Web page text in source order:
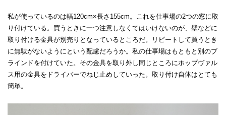
私が使っているのは幅120cm×長さ155cm。これを仕事場の2つの窓に取
り付けている。買うときに一つ注意しなくてはいけないのが、壁などに
取り付ける金具が別売りとなっているところだ。リピートして買うとき
に無駄がないようにという配慮だろうか。私の仕事場はもともと別のブ
ラインドを付けていた。その金具を取り外し同じところにホップヴァル
ス用の金具をドライバーでねじ止めしていった。取り付け自体はとても
簡単。